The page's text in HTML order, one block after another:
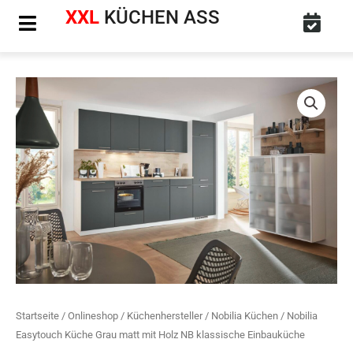
Inhalt
XXL KÜCHEN ASS
Startseite / Onlineshop / Küchenhersteller/ Nobilia Küchen / Nobilia
Easytouch Küche Grau matt mit Holz NB klassische Einbauküche
Nobilia
Easytouch
Grau
matt
mit
Holz
NB
klassische
Einbauküche